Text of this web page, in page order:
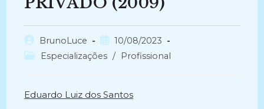
Autor
do
BrunoLuce
Post
publicado:
10/08/2023
Categoria
Especializações / Profissional
Eduardo Luiz dos Santos